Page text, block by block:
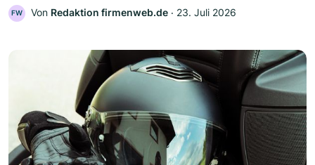
FW Von Redaktion firmenweb.de ‧ 23. Juli 2026